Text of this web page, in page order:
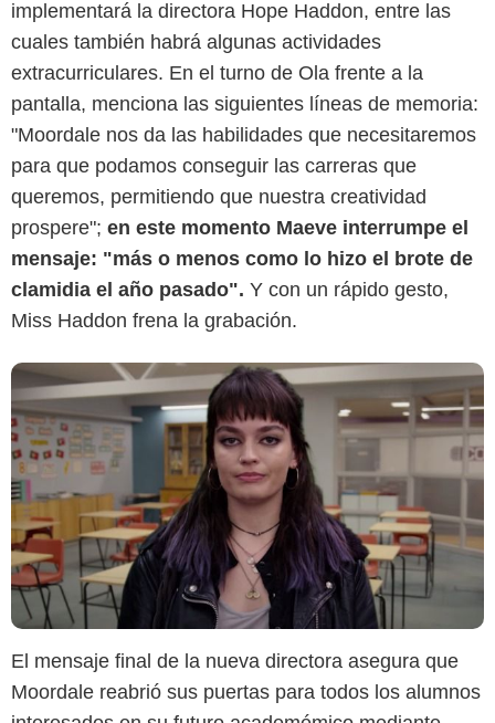
implementará la directora Hope Haddon, entre las
cuales también habrá algunas actividades
extracurriculares. En el turno de Ola frente a la
pantalla, menciona las siguientes líneas de memoria:
"Moordale nos da las habilidades que necesitaremos
para que podamos conseguir las carreras que
queremos, permitiendo que nuestra creatividad
prospere"; en este momento Maeve interrumpe el
mensaje: "más o menos como lo hizo el brote de
clamidia el año pasado". Y con un rápido gesto,
Miss Haddon frena la grabación.
Netflix
El mensaje final de la nueva directora asegura que
Moordale reabrió sus puertas para todos los alumnos